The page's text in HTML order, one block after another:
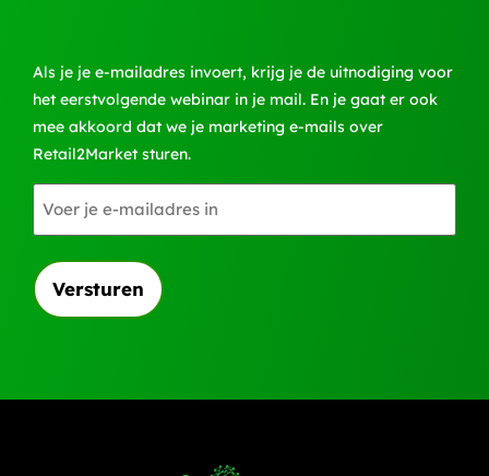
Als je je e-mailadres invoert, krijg je de uitnodiging voor
het eerstvolgende webinar in je mail. En je gaat er ook
mee akkoord dat we je marketing e-mails over
Retail2Market sturen.
mailadres